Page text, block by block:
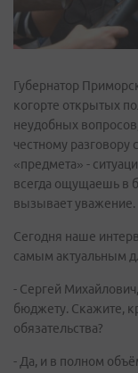
Губернатор
когорте открытых
неудобных
честному разговору
«предмета» -
всегда ощущаешь в
вызывает
Сегодня наше
самым актуальным
- Сергей
бюджету. Скажите,
обязательства?
- Да, и в полном